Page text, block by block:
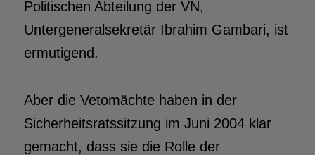
Politischen Abteilung der VN,
Untergeneralsekretär Ibrahim Gambari, ist
ermutigend.
Aber die Vetomächte haben in der
Sicherheitsratssitzung im Juni 2004 klar
gemacht, dass sie die Rolle der